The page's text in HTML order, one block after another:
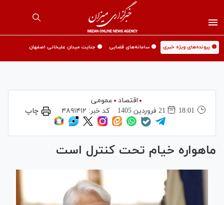
🟡 پرونده‌های ویژه خبری 🟡 سامانه‌های قضایی 🟡 جنایت میدان علیخانی اصفهان
اقتصاد
عمومی
18:01
21 فروردين 1405 کد خبر: ۴۸۹۱۴۱۲ چاپ
ماهواره خیام تحت کنترل است